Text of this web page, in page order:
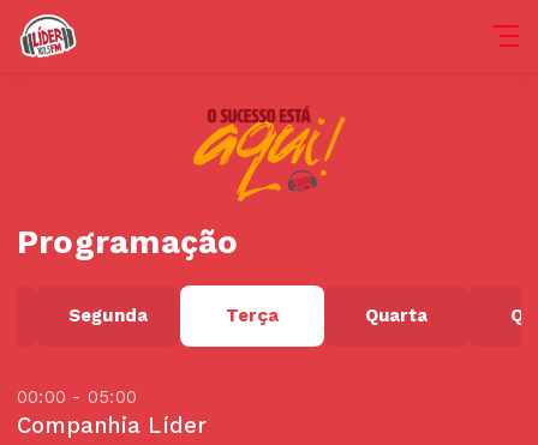
Programação
Segunda Terça Quarta
00:00 - 05:00
Companhia Líder